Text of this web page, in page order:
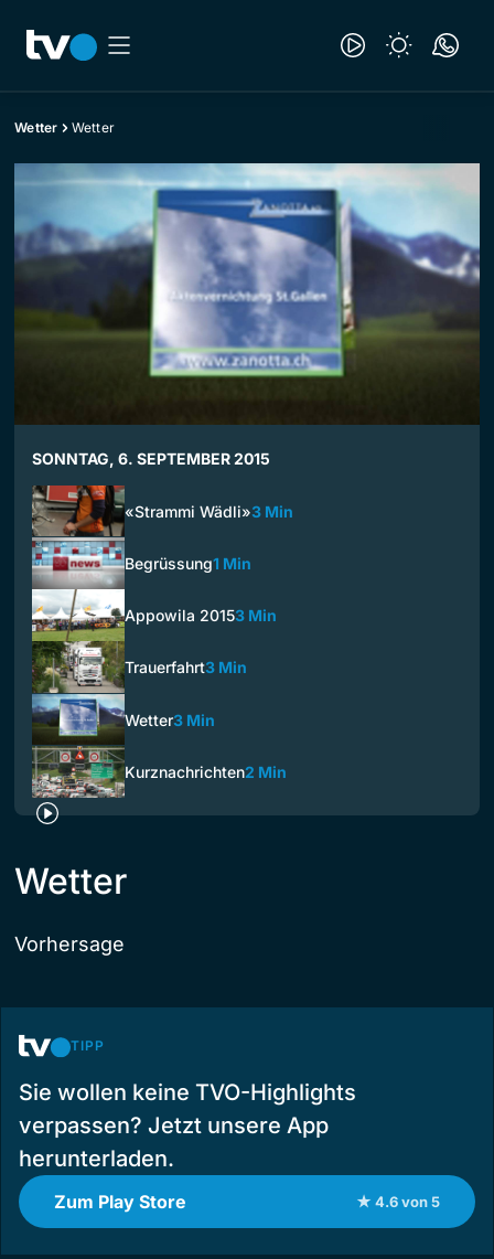
Wetter Wetter
SONNTAG, 6. SEPTEMBER 2015
«Strammi Wädli»3 Min
Begrüssung1 Min
Appowila 20153 Min
Trauerfahrt3 Min
Wetter3 Min
Kurznachrichten2 Min
Wetter
Vorhersage
TIPP
Sie wollen keine TVO-Highlights
verpassen? Jetzt unsere App
herunterladen.
Zum Play Store ★ 4.6 von 5